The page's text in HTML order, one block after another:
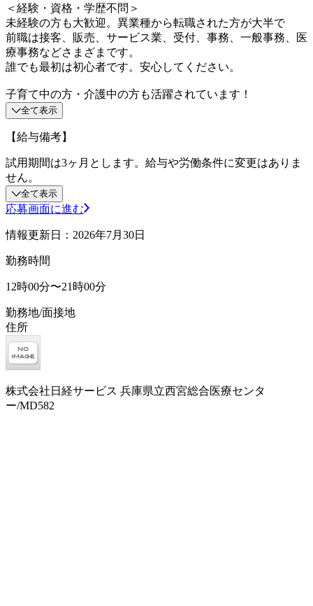
＜経験・資格・学歴不問＞
未経験の方も大歓迎。異業種から転職された方が大半で
前職は接客、販売、サービス業、受付、事務、一般事務、医
療事務などさまざまです。
誰でも最初は初心者です。安心してください。
子育て中の方・介護中の方も活躍されています！
全て表示
【給与備考】
試用期間は3ヶ月とします。給与や労働条件に変更はありま
せん。
全て表示
応募画面に進む
情報更新日：2026年7月30日
勤務時間
12時00分〜21時00分
勤務地/面接地
住所
株式会社日経サービス 兵庫県立西宮総合医療センタ
ー/MD582